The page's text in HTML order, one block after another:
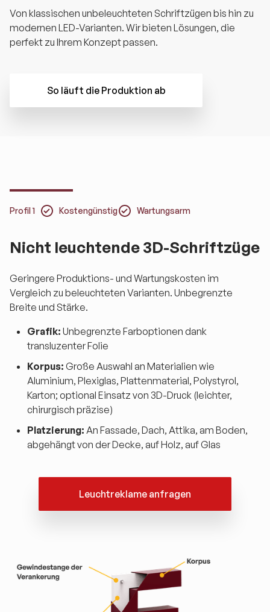
Von klassischen unbeleuchteten Schriftzügen bis hin zu
modernen LED-Varianten. Wir bieten Lösungen, die
perfekt zu Ihrem Konzept passen.
So läuft die Produktion ab
Profil 1 Kostengünstig Wartungsarm
Nicht leuchtende 3D-Schriftzüge
Geringere Produktions- und Wartungskosten im
Vergleich zu beleuchteten Varianten. Unbegrenzte
Breite und Stärke.
Grafik: Unbegrenzte Farboptionen dank
transluzenter Folie
Korpus: Große Auswahl an Materialien wie
Aluminium, Plexiglas, Plattenmaterial, Polystyrol,
Karton; optional Einsatz von 3D-Druck (leichter,
chirurgisch präzise)
Platzierung: An Fassade, Dach, Attika, am Boden,
abgehängt von der Decke, auf Holz, auf Glas
Leuchtreklame anfragen